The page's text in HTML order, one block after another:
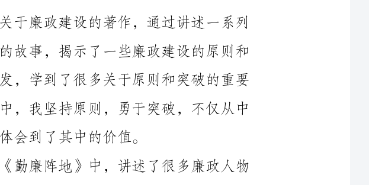
方法。我在阅读中深受启发，学到了很多关于原则和突破的重要
性。在学习这本书的过程中，我坚持原则，勇于突破，不仅从中
汲取了知识，也在实践中体会到了其中的价值。
中提到的廉政人物李国安，他在面对各种诱惑和压力的时候，始
终保持着廉洁正直的原则。他是一个公正、勇敢、有担当的廉政